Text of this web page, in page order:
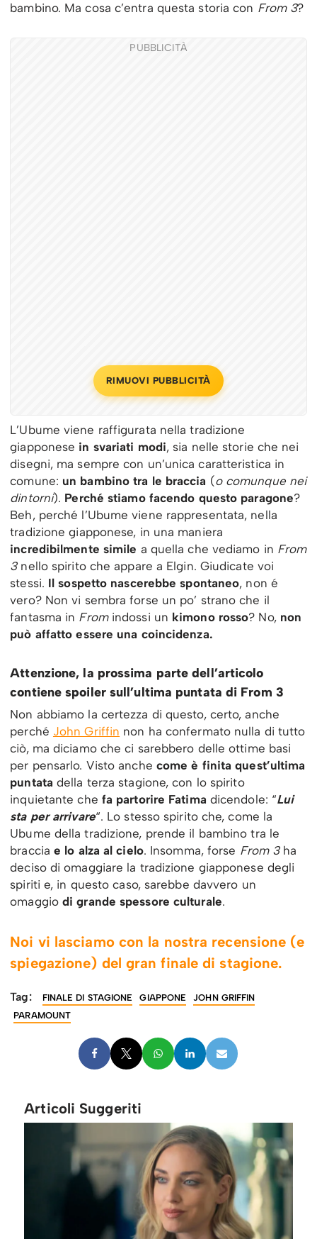
bambino. Ma cosa c’entra questa storia con From 3?
PUBBLICITÀ
RIMUOVI PUBBLICITÀ
L’Ubume viene raffigurata nella tradizione
giapponese in svariati modi, sia nelle storie che nei
disegni, ma sempre con un’unica caratteristica in
comune: un bambino tra le braccia (o comunque nei
dintorni). Perché stiamo facendo questo paragone?
Beh, perché l’Ubume viene rappresentata, nella
tradizione giapponese, in una maniera
incredibilmente simile a quella che vediamo in From
3nello spirito che appare a Elgin. Giudicate voi
stessi. Il sospetto nascerebbe spontaneo, non é
vero? Non vi sembra forse un po’ strano che il
fantasma in Fromindossi un kimono rosso? No, non
può affatto essere una coincidenza.
Attenzione, la prossima parte dell’articolo
contiene spoiler sull’ultima puntata di From 3
Non abbiamo la certezza di questo, certo, anche
perché John Griffin non ha confermato nulla di tutto
ciò, ma diciamo che ci sarebbero delle ottime basi
per pensarlo. Visto anche come è finita quest’ultima
puntata della terza stagione, con lo spirito
inquietante che fa partorire Fatima dicendole: “Lui
sta per arrivare“. Lo stesso spirito che, come la
Ubume della tradizione, prende il bambino tra le
bracciae lo alza al cielo. Insomma, forse From 3ha
deciso di omaggiare la tradizione giapponese degli
spiriti e, in questo caso, sarebbe davvero un
omaggiodi grande spessore culturale.
Noi vi lasciamo con la nostra recensione (e
spiegazione) del gran finale di stagione.
Tag: FINALE DI STAGIONE GIAPPONE
JOHN GRIFFIN
PARAMOUNT
Articoli Suggeriti